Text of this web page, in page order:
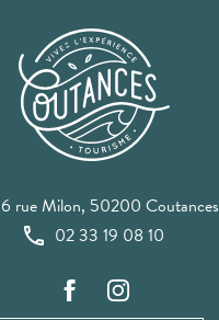
6 rue Milon, 50200 Coutances
02 33 19 08 10